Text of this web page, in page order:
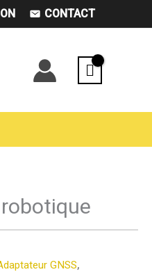
CONTACT
GNSS,